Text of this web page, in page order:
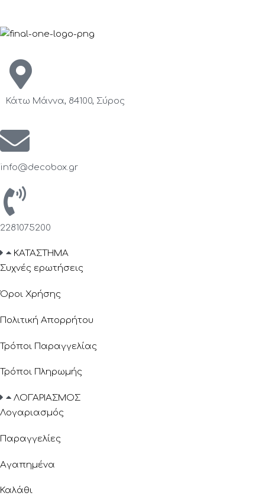
Κάτω Μάννα, 84100, Σύρος
info@decobox.gr
2281075200
ΚΑΤΑΣΤΗΜΑ
Συχνές ερωτήσεις
Όροι Χρήσης
Πολιτική Απορρήτου
Τρόποι Παραγγελίας
Τρόποι Πληρωμής
ΛΟΓΑΡΙΑΣΜΟΣ
Λογαριασμός
Παραγγελίες
Αγαπημένα
Καλάθι